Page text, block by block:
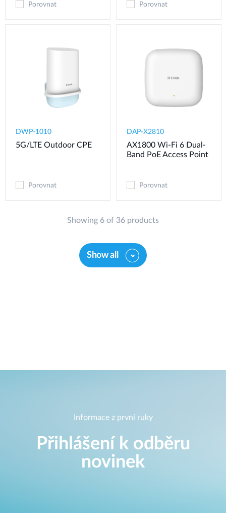
Porovnat Porovnat
DWP-1010
5G/LTE Outdoor CPE
Porovnat
DAP-X2810
AX1800 Wi-Fi 6 Dual-
Band PoE Access Point
Porovnat
Showing 6 of 36 products
Show all
Informace z první ruky
Přihlášení k odběru
novinek